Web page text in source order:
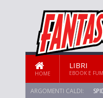
HOME
LIBRI
EBOOK E
ARGOMENTI CALDI: